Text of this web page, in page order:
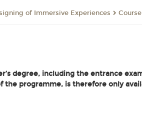
of Immersive Experiences
degree, including the entrance
programme, is therefore only